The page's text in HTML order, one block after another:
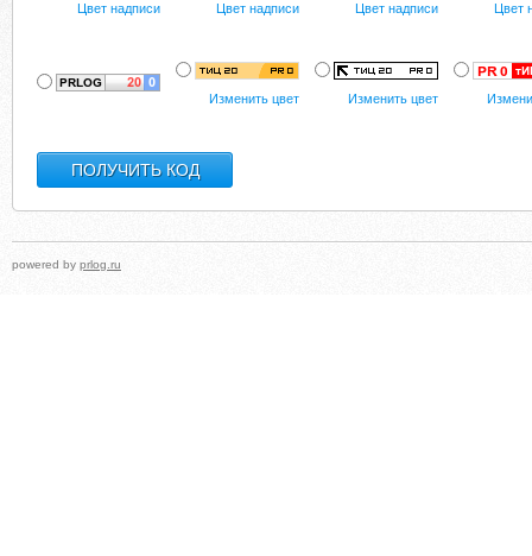
Цвет надписи Цвет надписи Цвет надписи Цвет
Изменить цвет Изменить цвет
powered by prlog.ru